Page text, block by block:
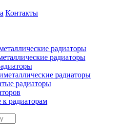
Контакты
радиаторы
радиаторы
радиаторы
радиаторы
радиаторам